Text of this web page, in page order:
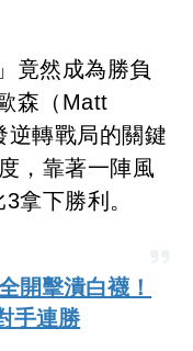
竟然成為勝負
森（Matt
逆轉戰局的關鍵
，靠著一陣風
拿下勝利。
開擊潰白襪！
手連勝